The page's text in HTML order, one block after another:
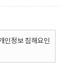
인정보 침해요인